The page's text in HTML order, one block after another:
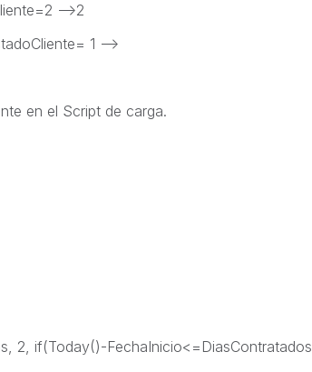
-->2
1 -->
en el Script de carga.
if(Today()-FechaInicio<=DiasContratados